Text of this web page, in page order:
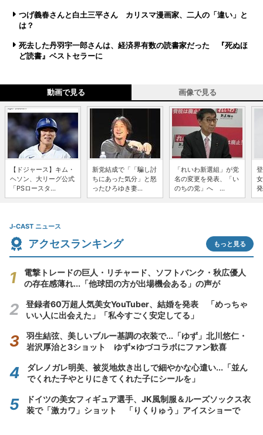
つげ義春さんと白土三平さん カリスマ漫画家、二人の「違い」と
は？
死去した丹羽宇一郎さんは、経済界有数の読書家だった 『死ぬほ
ど読書』ベストセラーに
動画で見る 画像で見る
【ドジャース】キム・
ヘソン、大リーグ公式
「PSロースタ...
新党結成で「「騙し討
ちにあった気分」と怒
ったひろゆき妻...
「れいわ新選組」が党
名の変更を発表、「い
のちの党」へ ...
J-CAST ニュース
アクセスランキング もっと見る
電撃トレードの巨人・リチャード、ソフトバンク・秋広優人
の存在感薄れ...「他球団の方が出場機会ある」の声が
登録者60万超人気美女YouTuber、結婚を発表 「めっちゃ
いい人に出会えた」「私今すごく安定してる」
羽生結弦、美しいブルー基調の衣装で...「ゆず」北川悠仁・
岩沢厚治と3ショット ゆず×ゆづコラボにファン歓喜
ダレノガレ明美、被災地炊き出しで細やかな心遣い...「並ん
でくれた子やとりにきてくれた子にシールを」
ドイツの美女フィギュア選手、JK風制服＆ルーズソックス衣
装で「激カワ」ショット 「りくりゅう」アイスショーで